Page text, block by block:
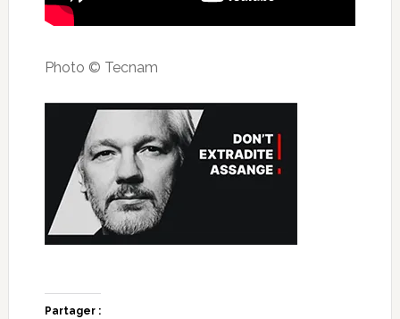
Photo © Tecnam
Partager :